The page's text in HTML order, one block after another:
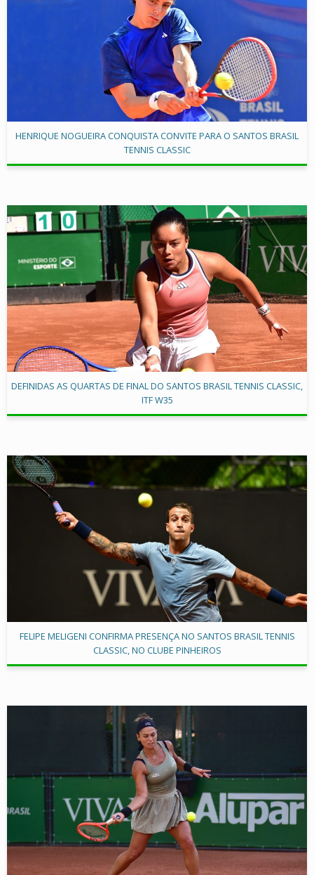
HENRIQUE NOGUEIRA CONQUISTA CONVITE PARA O SANTOS BRASIL
TENNIS CLASSIC
DEFINIDAS AS QUARTAS DE FINAL DO SANTOS BRASIL TENNIS CLASSIC,
ITF W35
FELIPE MELIGENI CONFIRMA PRESENÇA NO SANTOS BRASIL TENNIS
CLASSIC, NO CLUBE PINHEIROS